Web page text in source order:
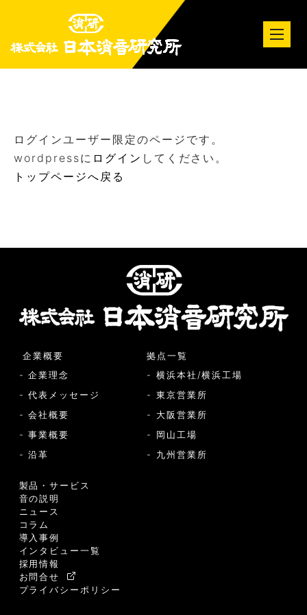
ログインユーザー限定のページです。
wordpressに ログイン してください。
トップページへ戻る
企業概要
- 企業理念
- 代表メッセージ
- 会社概要
- 事業概要
- 沿革
製品・サービス
音の説明
ニュース
コラム
導入事例
インタビュー一覧
採用情報
お問合せ
プライバシーポリシー
拠点一覧
- 横浜本社/横浜工場
- 東京営業所
- 大阪営業所
- 岡山工場
- 九州営業所